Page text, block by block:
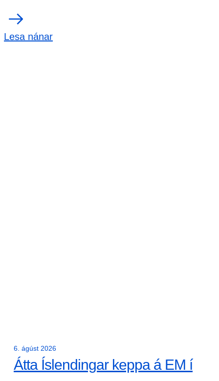
Lesa nánar
6. ágúst 2026
Átta Íslendingar keppa á EM í